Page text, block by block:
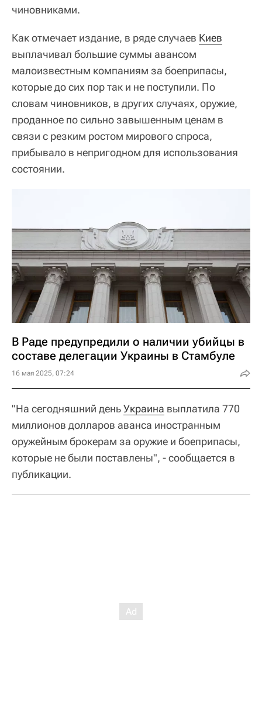
чиновниками.
Как отмечает издание, в ряде случаев Киев
выплачивал большие суммы авансом
малоизвестным компаниям за боеприпасы,
которые до сих пор так и не поступили. По
словам чиновников, в других случаях, оружие,
проданное по сильно завышенным ценам в
связи с резким ростом мирового спроса,
прибывало в непригодном для использования
состоянии.
В Раде предупредили о наличии убийцы в
составе делегации Украины в Стамбуле
16 мая 2025, 07:24
"На сегодняшний деньУкраина выплатила 770
миллионов долларов аванса иностранным
оружейным брокерам за оружие и боеприпасы,
которые не были поставлены", - сообщается в
публикации.